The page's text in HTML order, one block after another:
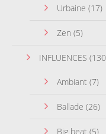
Urbaine (17)
Zen (5)
INFLUENCES
Ambiant (7)
Ballade (26)
Big beat (5)